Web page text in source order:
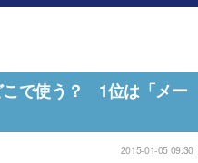
こで使う？ 1位は「メー
2015-01-05 09:30